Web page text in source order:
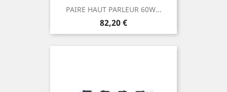
PAIRE HAUT PARLEUR 60W...
Prix
82,20 €